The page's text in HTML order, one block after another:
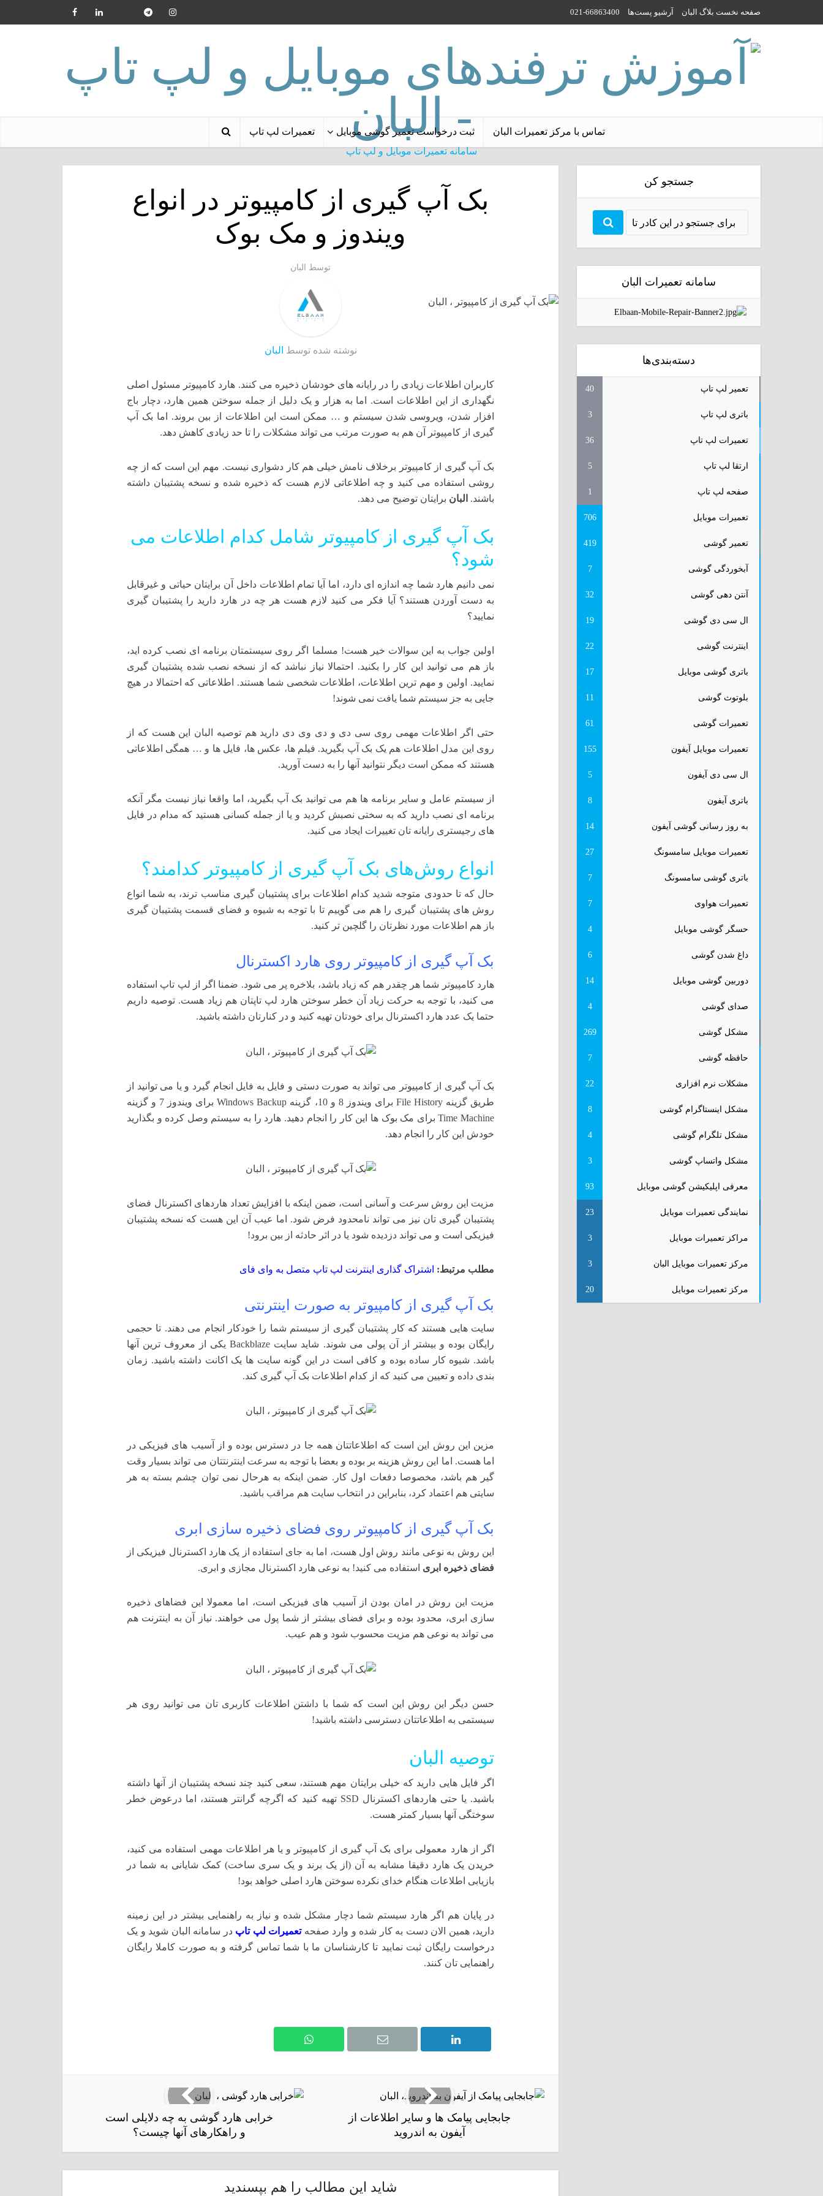
صفحه نخست بلاگ البان آرشیو پست‌ها 021-66863400
سامانه تعمیرات موبایل و لپ تاپ
تماس با مرکز تعمیرات البان ثبت درخواست تعمیر گوشی موبایل تعمیرات لپ تاپ
بک آپ گیری از کامپیوتر در انواع
ویندوز و مک بوک
توسط البان
نوشته شده توسط البان
کاربران اطلاعات زیادی را در رایانه های خودشان ذخیره می کنند. هارد کامپیوتر مسئول اصلی
نگهداری از این اطلاعات است. اما به هزار و یک دلیل از جمله سوختن همین هارد، دچار باج
افزار شدن، ویروسی شدن سیستم و … ممکن است این اطلاعات از بین بروند. اما بک آپ
گیری از کامپیوتر آن هم به صورت مرتب می تواند مشکلات را تا حد زیادی کاهش دهد.
بک آپ گیری از کامپیوتر برخلاف نامش خیلی هم کار دشواری نیست. مهم این است که از چه
روشی استفاده می کنید و چه اطلاعاتی لازم هست که ذخیره شده و نسخه پشتیبان داشته
باشند. البان برایتان توضیح می دهد.
بک آپ گیری از کامپیوتر شامل کدام اطلاعات می
شود؟
نمی دانیم هارد شما چه اندازه ای دارد، اما آیا تمام اطلاعات داخل آن برایتان حیاتی و غیرقابل
به دست آوردن هستند؟ آیا فکر می کنید لازم هست هر چه در هارد دارید را پشتیبان گیری
نمایید؟
اولین جواب به این سوالات خیر هست! مسلما اگر روی سیستمتان برنامه ای نصب کرده اید،
باز هم می توانید این کار را بکنید. احتمالا نیاز نباشد که از نسخه نصب شده پشتیبان گیری
نمایید. اولین و مهم ترین اطلاعات، اطلاعات شخصی شما هستند. اطلاعاتی که احتمالا در هیچ
جایی به جز سیستم شما یافت نمی شوند!
حتی اگر اطلاعات مهمی روی سی دی و دی وی دی دارید هم توصیه البان این هست که از
روی این مدل اطلاعات هم یک بک آپ بگیرید. فیلم ها، عکس ها، فایل ها و … همگی اطلاعاتی
هستند که ممکن است دیگر نتوانید آنها را به دست آورید.
از سیستم عامل و سایر برنامه ها هم می توانید بک آپ بگیرید، اما واقعا نیاز نیست مگر آنکه
برنامه ای نصب دارید که به سختی نصبش کردید و یا از جمله کسانی هستید که مدام در فایل
های رجیستری رایانه تان تغییرات ایجاد می کنید.
انواع روش‌های بک آپ گیری از کامپیوتر کدامند؟
حال که تا حدودی متوجه شدید کدام اطلاعات برای پشتیبان گیری مناسب ترند، به شما انواع
روش های پشتیبان گیری را هم می گوییم تا با توجه به شیوه و فضای قسمت پشتیبان گیری
باز هم اطلاعات مورد نظرتان را گلچین تر کنید.
بک آپ گیری از کامپیوتر روی هارد اکسترنال
هارد کامپیوتر شما هر چقدر هم که زیاد باشد، بلاخره پر می شود. ضمنا اگر از لپ تاپ استفاده
می کنید، با توجه به حرکت زیاد آن خطر سوختن هارد لپ تاپتان هم زیاد هست. توصیه داریم
حتما یک عدد هارد اکسترنال برای خودتان تهیه کنید و در کنارتان داشته باشید.
بک آپ گیری از کامپیوتر می تواند به صورت دستی و فایل به فایل انجام گیرد و یا می توانید از
طریق گزینه File History برای ویندوز 8 و 10، گزینه Windows Backup برای ویندوز 7 و گزینه
Time Machine برای مک بوک ها این کار را انجام دهید. هارد را به سیستم وصل کرده و بگذارید
خودش این کار را انجام دهد.
مزیت این روش سرعت و آسانی است، ضمن اینکه با افزایش تعداد هاردهای اکسترنال فضای
پشتیبان گیری تان نیز می تواند نامحدود فرض شود. اما عیب آن این هست که نسخه پشتیبان
فیزیکی است و می تواند دزدیده شود یا در اثر حادثه از بین برود!
مطلب مرتبط: اشتراک گذاری اینترنت لپ تاپ متصل به وای فای
بک آپ گیری از کامپیوتر به صورت اینترنتی
سایت هایی هستند که کار پشتیبان گیری از سیستم شما را خودکار انجام می دهند. تا حجمی
رایگان بوده و بیشتر از آن پولی می شوند. شاید سایت Backblaze یکی از معروف ترین آنها
باشد. شیوه کار ساده بوده و کافی است در این گونه سایت ها یک اکانت داشته باشید. زمان
بندی داده و تعیین می کنید که از کدام اطلاعات بک آپ گیری کند.
مزین این روش این است که اطلاعاتتان همه جا در دسترس بوده و از آسیب های فیزیکی در
اما هست. اما این روش هزینه بر بوده و بعضا با توجه به سرعت اینترنتتان می تواند بسیار وقت
گیر هم باشد، مخصوصا دفعات اول کار. ضمن اینکه به هرحال نمی توان چشم بسته به هر
سایتی هم اعتماد کرد، بنابراین در انتخاب سایت هم مراقب باشید.
بک آپ گیری از کامپیوتر روی فضای ذخیره سازی ابری
این روش به نوعی مانند روش اول هست، اما به جای استفاده از یک هارد اکسترنال فیزیکی از
فضای ذخیره ابری استفاده می کنید! به نوعی هارد اکسترنال مجازی و ابری.
مزیت این روش در امان بودن از آسیب های فیزیکی است، اما معمولا این فضاهای ذخیره
سازی ابری، محدود بوده و برای فضای بیشتر از شما پول می خواهند. نیاز آن به اینترنت هم
می تواند به نوعی هم مزیت محسوب شود و هم عیب.
حسن دیگر این روش این است که شما با داشتن اطلاعات کاربری تان می توانید روی هر
سیستمی به اطلاعاتتان دسترسی داشته باشید!
توصیه البان
اگر فایل هایی دارید که خیلی برایتان مهم هستند، سعی کنید چند نسخه پشتیبان از آنها داشته
باشید. یا حتی هاردهای اکسترنال SSD تهیه کنید که اگرچه گرانتر هستند، اما درعوض خطر
سوختگی آنها بسیار کمتر هست.
اگر از هارد معمولی برای بک آپ گیری از کامپیوتر و یا هر اطلاعات مهمی استفاده می کنید،
خریدن یک هارد دقیقا مشابه به آن (از یک برند و یک سری ساخت) کمک شایانی به شما در
بازیابی اطلاعات هنگام خدای نکرده سوختن هارد اصلی خواهد بود!
در پایان هم اگر هارد سیستم شما دچار مشکل شده و نیاز به راهنمایی بیشتر در این زمینه
دارید، همین الان دست به کار شده و وارد صفحه تعمیرات لپ تاپ در سامانه البان شوید و یک
درخواست رایگان ثبت نمایید تا کارشناسان ما با شما تماس گرفته و به صورت کاملا رایگان
راهنمایی تان کنند.
خرابی هارد گوشی به چه دلایلی است
و راهکارهای آنها چیست؟
جابجایی پیامک ها و سایر اطلاعات از
آیفون به اندروید
شاید این مطالب را هم بپسندید
جستجو کن
سامانه تعمیرات البان
دسته‌بندی‌ها
تعمیر لپ تاپ 40
باتری لپ تاپ 3
تعمیرات لپ تاپ 36
ارتقا لپ تاپ 5
صفحه لپ تاپ 1
تعمیرات موبایل 706
تعمیر گوشی 419
آبخوردگی گوشی 7
آنتن دهی گوشی 32
ال سی دی گوشی 19
اینترنت گوشی 22
باتری گوشی موبایل 17
بلوتوث گوشی 11
تعمیرات گوشی 61
تعمیرات موبایل آیفون 155
ال سی دی آیفون 5
باتری آیفون 8
به روز رسانی گوشی آیفون 14
تعمیرات موبایل سامسونگ 27
باتری گوشی سامسونگ 7
تعمیرات هواوی 7
حسگر گوشی موبایل 4
داغ شدن گوشی 6
دوربین گوشی موبایل 14
صدای گوشی 4
مشکل گوشی 269
حافظه گوشی 7
مشکلات نرم افزاری 22
مشکل اینستاگرام گوشی 8
مشکل تلگرام گوشی 4
مشکل واتساپ گوشی 3
معرفی اپلیکیشن گوشی موبایل 93
نمایندگی تعمیرات موبایل 23
مراکز تعمیرات موبایل 3
مرکز تعمیرات موبایل البان 3
مرکز تعمیرات موبایل 20